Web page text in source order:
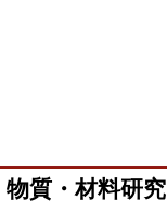
質・材料研究